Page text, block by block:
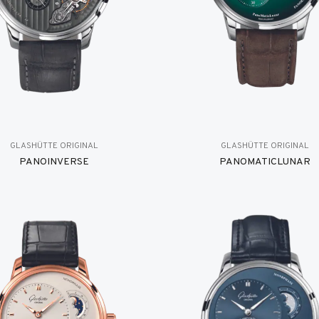
GLASHÜTTE ORIGINAL
PANOINVERSE
GLASHÜTTE ORIGINAL
PANOMATICLUNAR